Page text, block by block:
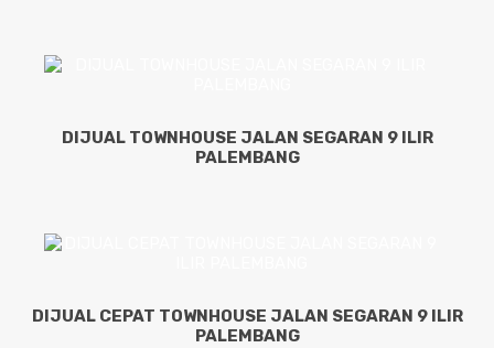
DIJUAL TOWNHOUSE JALAN SEGARAN 9 ILIR
PALEMBANG
DIJUAL CEPAT TOWNHOUSE JALAN SEGARAN 9 ILIR
PALEMBANG